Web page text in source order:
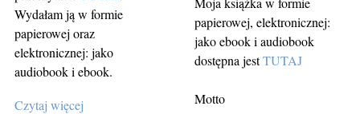
Wydałam ją w formie
papierowej oraz
elektronicznej: jako
audiobook i ebook.
Czytaj więcej
papierowej, elektronicznej:
jako ebook i audiobook
dostępna jestTUTAJ
Motto